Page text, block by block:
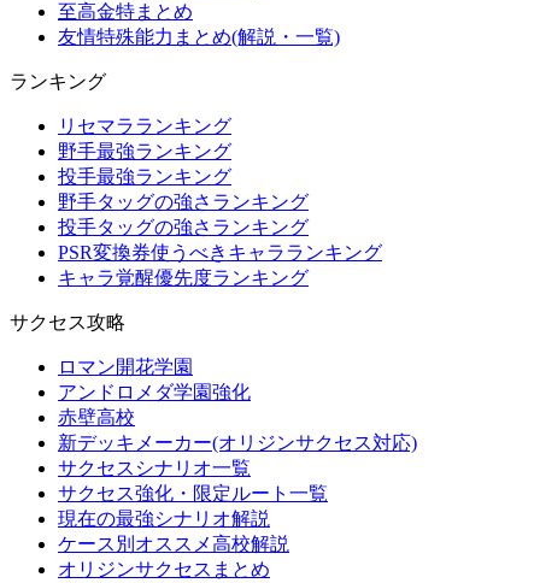
至高金特まとめ
友情特殊能力まとめ(解説・一覧)
ランキング
リセマラランキング
野手最強ランキング
投手最強ランキング
野手タッグの強さランキング
投手タッグの強さランキング
PSR変換券使うべきキャラランキング
キャラ覚醒優先度ランキング
サクセス攻略
ロマン開花学園
アンドロメダ学園強化
赤壁高校
新デッキメーカー(オリジンサクセス対応)
サクセスシナリオ一覧
サクセス強化・限定ルート一覧
現在の最強シナリオ解説
ケース別オススメ高校解説
オリジンサクセスまとめ